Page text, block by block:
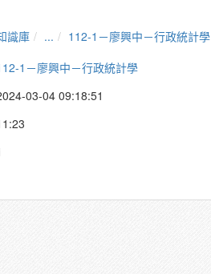
識庫 ...
112-1－廖興中－行政統計學
1－廖興中－行政統計學
03-04 09:18:51